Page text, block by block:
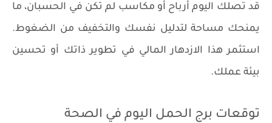
قد تصلك اليوم أرباح أو مكاسب لم تكن في الحسبان، ما
يمنحك مساحة لتدليل نفسك والتخفيف من الضغوط.
استثمر هذا الازدهار المالي في تطوير ذاتك أو تحسين
بيئة عملك.
توقعات برج الحمل اليوم في الصحة